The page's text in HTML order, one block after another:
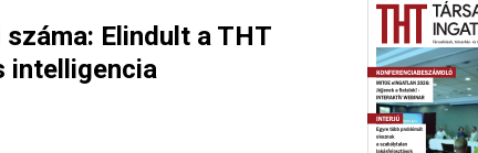
Elindult a THT
intelligencia